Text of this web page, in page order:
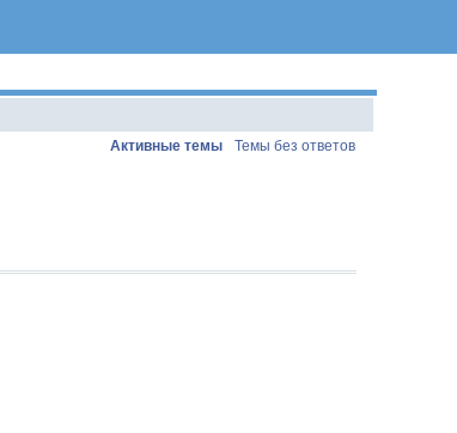
Активные темы Темы без ответов